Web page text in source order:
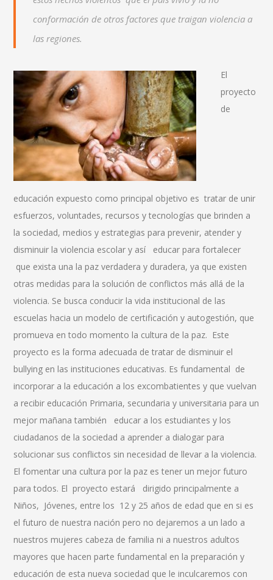
conformación de otros factores que traigan violencia a
las regiones.
El
proyecto
de
educación expuesto como principal objetivo es tratar de unir
esfuerzos, voluntades, recursos y tecnologías que brinden a
la sociedad, medios y estrategias para prevenir, atender y
disminuir la violencia escolar y así educar para fortalecer
que exista una la paz verdadera y duradera, ya que existen
otras medidas para la solución de conflictos más allá de la
violencia. Se busca conducir la vida institucional de las
escuelas hacia un modelo de certificación y autogestión, que
promueva en todo momento la cultura de la paz. Este
proyecto es la forma adecuada de tratar de disminuir el
bullying en las instituciones educativas. Es fundamental de
incorporar a la educación a los excombatientes y que vuelvan
a recibir educación Primaria, secundaria y universitaria para un
mejor mañana también educar a los estudiantes y los
ciudadanos de la sociedad a aprender a dialogar para
solucionar sus conflictos sin necesidad de llevar a la violencia.
El fomentar una cultura por la paz es tener un mejor futuro
para todos. El proyecto estará dirigido principalmente a
Niños, Jóvenes, entre los 12 y 25 años de edad que en si es
el futuro de nuestra nación pero no dejaremos a un lado a
nuestros mujeres cabeza de familia ni a nuestros adultos
mayores que hacen parte fundamental en la preparación y
educación de esta nueva sociedad que le inculcaremos con